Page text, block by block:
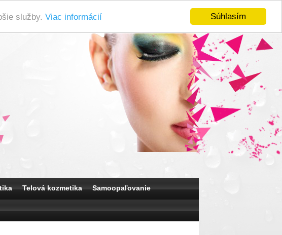
Súhlasím
služby. Viac informácií
Telová kozmetika Samoopaľovanie